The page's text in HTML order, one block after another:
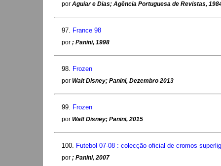
por Aguiar e Dias; Agência Portuguesa de Revistas,
97. France 98
por ; Panini, 1998
98. Frozen
por Walt Disney; Panini, Dezembro 2013
99. Frozen
por Walt Disney; Panini, 2015
100. Futebol 07-08 : colecção oficial de cromos
por ; Panini, 2007